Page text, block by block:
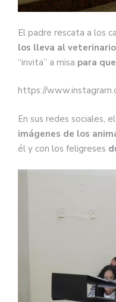
El padre rescata a los
los lleva al veterinario
“invita” a misa para
https://
En sus redes sociales,
imágenes de los
él y con los feligreses